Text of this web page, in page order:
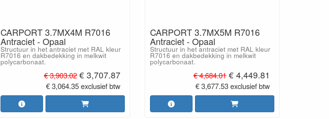
CARPORT 3.7MX4M R7016
Antraciet - Opaal
Structuur in het antraciet met RAL kleur
R7016 en dakbedekking in melkwit
polycarbonaat.
€ 3,903.02 € 3,707.87
€ 3,064.35 exclusief btw
CARPORT 3.7MX5M R7016
Antraciet - Opaal
Structuur in het antraciet met RAL kleur
R7016 en dakbedekking in melkwit
polycarbonaat.
€ 4,684.01 € 4,449.81
€ 3,677.53 exclusief btw